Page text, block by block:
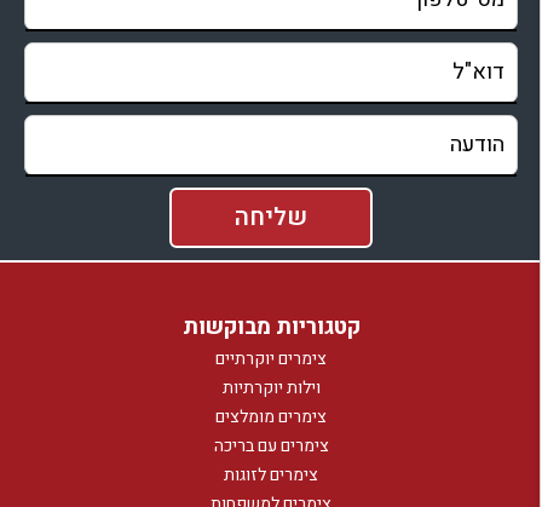
קטגוריות מבוקשות
צימרים יוקרתיים
וילות יוקרתיות
צימרים מומלצים
צימרים עם בריכה
צימרים לזוגות